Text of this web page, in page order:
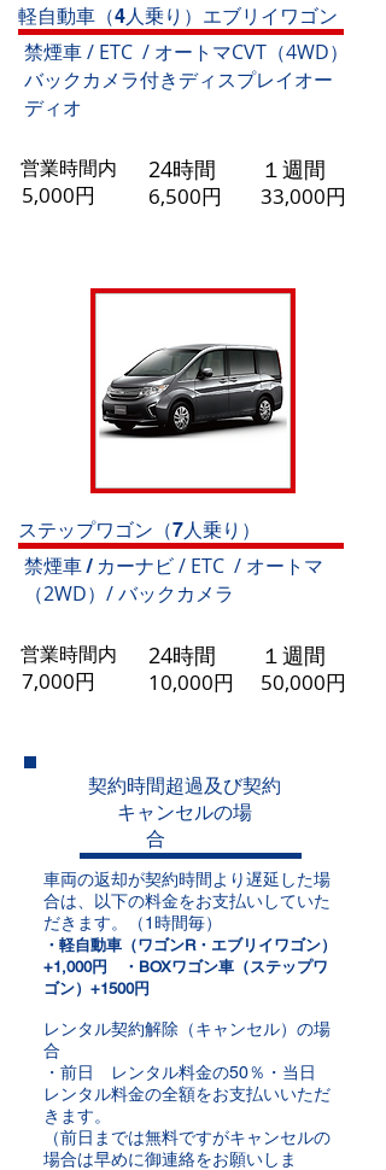
軽自動車（4人乗り）エブリイワゴン
禁煙車/ ETC / オートマCVT（4WD）
バックカメラ付きディスプレイオー
ディオ
​営業時間内
5,000円
​24時間
6,500円
​１週間
33,000円
ステップワゴン（7人乗り）
禁煙車 / カーナビ / ETC / オートマ
（2WD）/ バックカメラ
営業時間内
7,000円
​24時間
10,000円
​１週間
50,000円
契約時間超過及び契約
キャンセルの場
合
​車両の返却が契約時間より遅延した場
合は、以下の料金をお支払いしていた
だきます。（1時間毎）
・軽自動車（ワゴンR・エブリイワゴン）
+1,000円 ・BOXワゴン車（ステップワ
ゴン）+1500円
レンタル契約解除（キャンセル）の場
合
・前日 レンタル料金の50％・当日
レンタル料金の全額をお支払いいただ
きます。
​（前日までは無料ですがキャンセルの
場合は早めに御連絡をお願いしま